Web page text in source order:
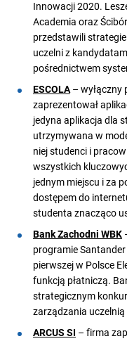
Innowacji 2020.
Academia oraz
przedstawili
uczelni z
pośrednictwem
ESCOLA – wyłączny
zaprezentował
jedyna aplikacja dla
utrzymywana w
niej studenci i
wszystkich
jednym miejscu i za
dostępem do
studenta znacząco
Bank Zachodni WBK
programie
pierwszej w Polsce
funkcją płatniczą.
strategicznym
zarządzania uczelnią
ARCUS SI – firma